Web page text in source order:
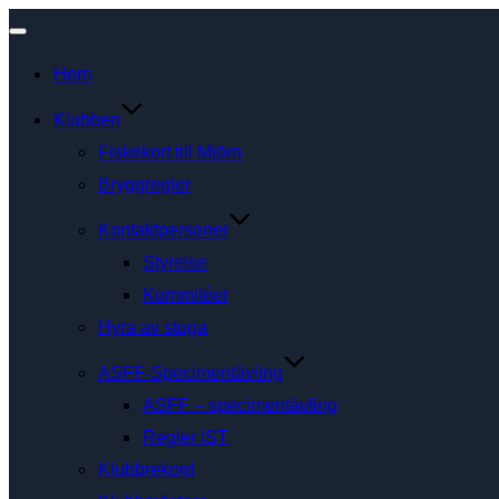
på/av
navigering
Hem
Klubben
Fiskekort till Mjörn
Bryggregler
Kontaktpersoner
Styrelse
Kommitéer
Hyra av stuga
ASFF-Specimentävling
ASFF – specimentävling
Regler IST
Klubbrekord